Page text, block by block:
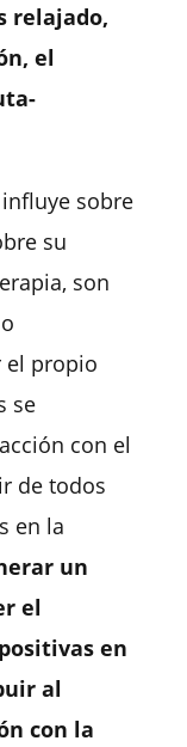
relajado,
el
sobre
su
son
el propio
se
con el
de todos
en la
un
el
en
al
con la